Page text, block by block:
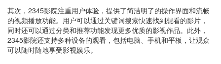
其次，2345影院注重用户体验，提供了简洁明了的操作界面和流畅
的视频播放功能。用户可以通过关键词搜索快速找到想看的影片，
同时还可以通过分类和推荐功能发现更多优质的影视作品。此外，
2345影院还支持多种设备的观看，包括电脑、手机和平板，让观众
可以随时随地享受影视娱乐。